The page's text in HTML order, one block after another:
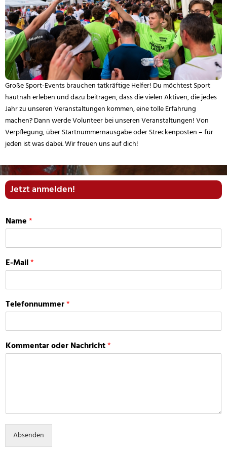
Große Sport-Events brauchen tatkräftige Helfer! Du möchtest Sport
hautnah erleben und dazu beitragen, dass die vielen Aktiven, die jedes
Jahr zu unseren Veranstaltungen kommen, eine tolle Erfahrung
machen? Dann werde Volunteer bei unseren Veranstaltungen! Von
Verpflegung, über Startnummernausgabe oder Streckenposten – für
jeden ist was dabei. Wir freuen uns auf dich!
Jetzt anmelden!
Name*
E-Mail*
Telefonnummer*
Kommentar oder Nachricht*
Absenden